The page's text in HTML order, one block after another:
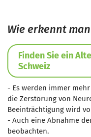
Wie erkennt
Finden Sie ein
Schweiz
- Es werden immer
die Zerstörung von
Beeinträchtigung wird
- Auch eine Abnahme
beobachten.